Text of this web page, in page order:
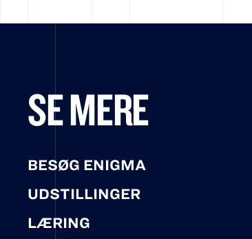
SE MERE
BESØG ENIGMA
UDSTILLINGER
LÆRING